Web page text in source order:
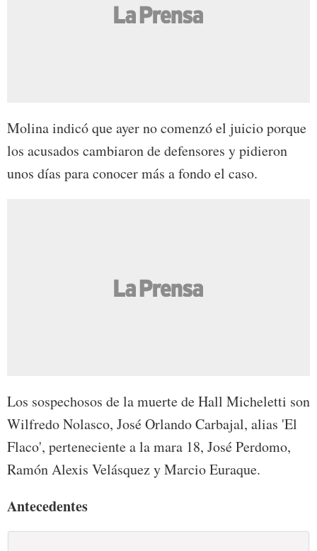
Molina indicó que ayer no comenzó el juicio porque
los acusados cambiaron de defensores y pidieron
unos días para conocer más a fondo el caso.
Los sospechosos de la muerte de Hall Micheletti son
Wilfredo Nolasco, José Orlando Carbajal, alias 'El
Flaco', perteneciente a la mara 18, José Perdomo,
Ramón Alexis Velásquez y Marcio Euraque.
Antecedentes